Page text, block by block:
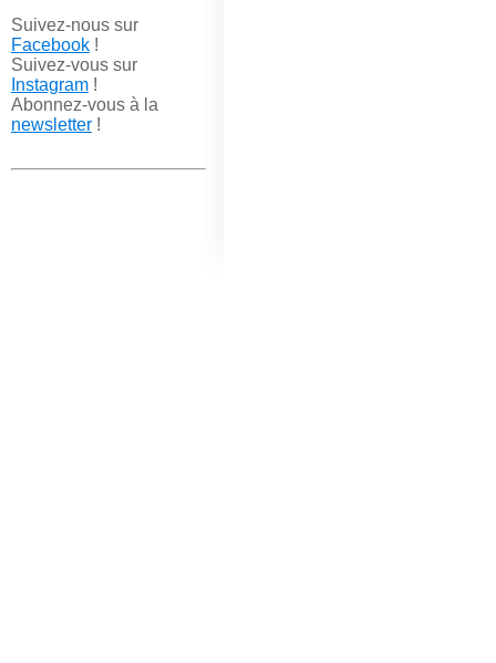
Suivez-nous sur
Facebook!
Suivez-vous sur
Instagram!
Abonnez-vous à la
newsletter!